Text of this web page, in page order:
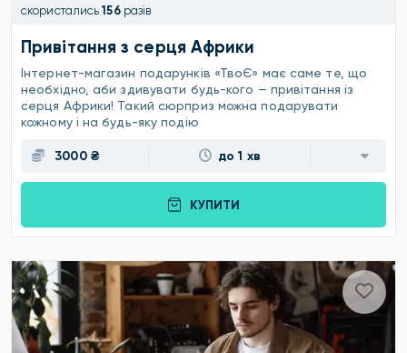
скористались 156разів
Привітання з серця Африки
Інтернет-магазин подарунків «ТвоЄ» має саме те, що
необхідно, аби здивувати будь-кого — привітання із
серця Африки! Такий сюрприз можна подарувати
кожному і на будь-яку подію
3000 ₴ до 1 хв
КУПИТИ